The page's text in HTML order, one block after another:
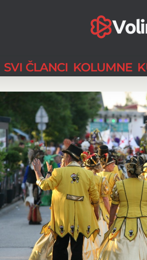
SVI ČLANCI KOLUMNE